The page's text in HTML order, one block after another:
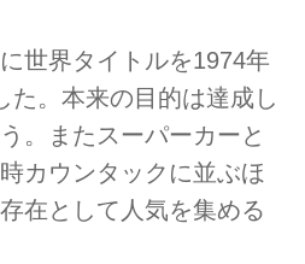
世界タイトルを1974年
た。本来の目的は達成し
。またスーパーカーと
カウンタックに並ぶほ
在として人気を集める